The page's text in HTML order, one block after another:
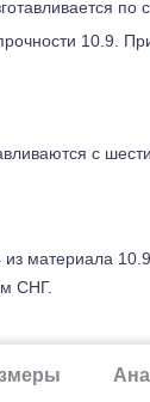
по
10.9.
с
материала
СНГ.